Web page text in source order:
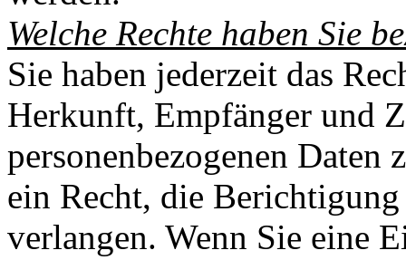
Welche Rechte haben Sie
Sie haben jederzeit das
Herkunft, Empfänger und
personenbezogenen Daten
ein Recht, die
verlangen. Wenn Sie eine